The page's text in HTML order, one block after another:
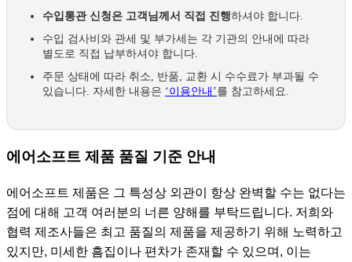
수입통관 신청은 고객님께서 직접 진행하셔야 합니다.
수입 검사비와 관세 및 부가세는 각 기관의 안내에 따라
별도로 직접 납부하셔야 합니다.
주문 상태에 따라 취소, 반품, 교환 시 수수료가 부과될 수
있습니다. 자세한 내용은 ‘이용안내’를 참고하세요.
에어소프트 제품 품질 기준 안내
에어소프트 제품은 그 특성상 외관이 항상 완벽할 수는 없다는
점에 대해 고객 여러분의 너른 양해를 부탁드립니다. 저희와
협력 제조사들은 최고 품질의 제품을 제공하기 위해 노력하고
있지만, 미세한 흠집이나 편차가 존재할 수 있으며, 이는